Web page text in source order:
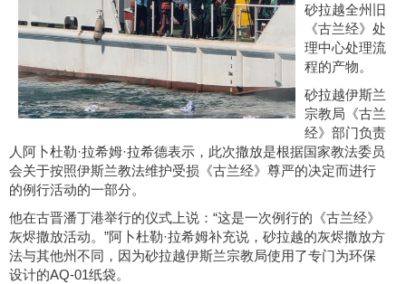
砂拉越全州旧
《古兰经》处
理中心处理流
程的产物。
砂拉越伊斯兰
宗教局《古兰
经》部门负责
人阿卜杜勒·拉希姆·拉希德表示，此次撒放是根据国家教法委员
会关于按照伊斯兰教法维护受损《古兰经》尊严的决定而进行
的例行活动的一部分。
他在古晋潘丁港举行的仪式上说：“这是一次例行的《古兰经》
灰烬撒放活动。”阿卜杜勒·拉希姆补充说，砂拉越的灰烬撒放方
法与其他州不同，因为砂拉越伊斯兰宗教局使用了专门为环保
设计的AQ-01纸袋。